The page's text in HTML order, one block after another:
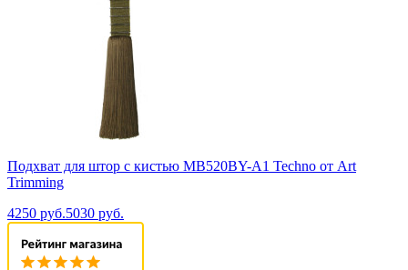
Подхват для штор с кистью MB520BY-A1 Techno от Art
Trimming
4250 руб.5030 руб.